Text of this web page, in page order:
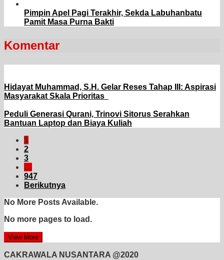
Pimpin Apel Pagi Terakhir, Sekda Labuhanbatu
Pamit Masa Purna Bakti
Komentar
Hidayat Muhammad, S.H. Gelar Reses Tahap III: Aspirasi
Masyarakat Skala Prioritas
Peduli Generasi Qurani, Trinovi Sitorus Serahkan
Bantuan Laptop dan Biaya Kuliah
1
2
3
…
947
Berikutnya
No More Posts Available.
No more pages to load.
View More
CAKRAWALA NUSANTARA @2020